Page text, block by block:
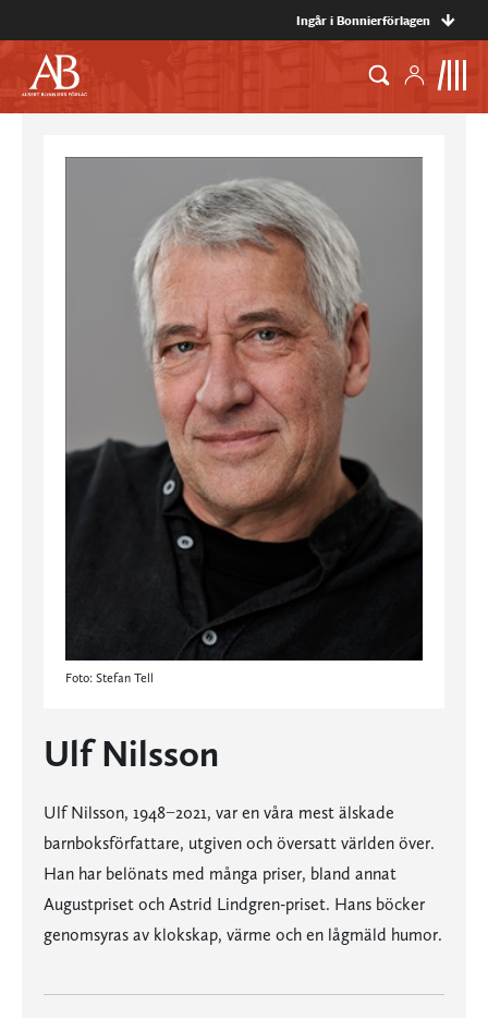
Ingår i Bonnierförlagen
Foto: Stefan Tell
Ulf Nilsson
Ulf Nilsson, 1948−2021, var en våra mest älskade
barnboksförfattare, utgiven och översatt världen över.
Han har belönats med många priser, bland annat
Augustpriset och Astrid Lindgren-priset. Hans böcker
genomsyras av klokskap, värme och en lågmäld humor.